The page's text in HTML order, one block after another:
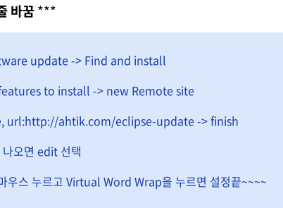
바꿈***
update -> Find and install
to install -> new Remote site
url:http://ahtik.com/eclipse-update -> finish
오면 edit 선택
우스 누르고 Virtual Word Wrap을 누르면 설정끝~~~~